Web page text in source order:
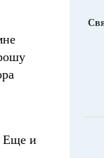
Еще и